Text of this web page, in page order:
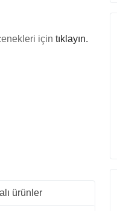
için tıklayın.
ürünler